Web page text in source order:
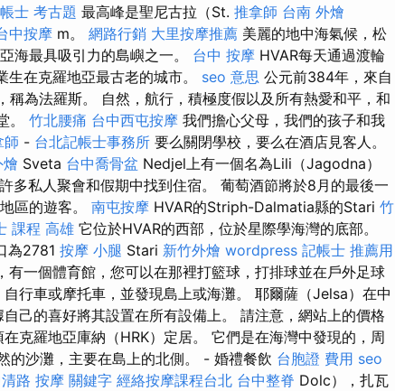
士 考古題 最高峰是聖尼古拉（St. 推拿師 台南 外燴
中按摩 m。 網路行銷 大里按摩推薦 美麗的地中海氣候，松
海最具吸引力的島嶼之一。 台中 按摩 HVAR每天通過渡輪
生在克羅地亞最古老的城市。 seo 意思 公元前384年，來自
稱為法羅斯。 自然，航行，積極度假以及所有熱愛和平，和
。 竹北腰痛 台中西屯按摩 我們擔心父母，我們的孩子和我
師 - 台北記帳士事務所 要么關閉學校，要么在酒店見客人。
Sveta 台中喬骨盆 Nedjel上有一個名為Lili（Jagodna）
多私人聚會和假期中找到住宿。 葡萄酒節將於8月的最後一
區的遊客。 南屯按摩 HVAR的Striph-Dalmatia縣的Stari 竹
課程 高雄 它位於HVAR的西部，位於星際學海灣的底部。
為2781 按摩 小腿 Stari 新竹外燴 wordpress 記帳士 推薦用
一個體育館，您可以在那裡打籃球，打排球並在戶外足球
行車或摩托車，並發現島上或海灘。 耶爾薩（Jelsa）在中
己的喜好將其設置在所有設備上。 請注意，網站上的價格
克羅地亞庫納（HRK）定居。 它們是在海灣中發現的，周
的沙灘，主要在島上的北側。 - 婚禮餐飲 台胞證 費用 seo
路 按摩 關鍵字 經絡按摩課程台北 台中整脊 Dolc），扎瓦